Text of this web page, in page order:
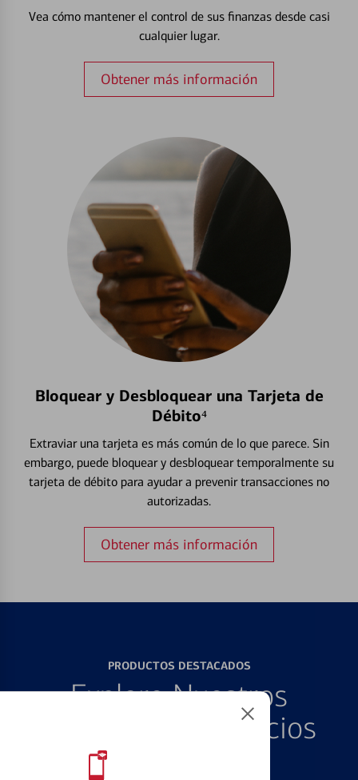
Vea cómo mantener el control de sus finanzas desde casi
cualquier lugar.
Obtener más información
Bloquear y Desbloquear una Tarjeta de
Débito⁴
Extraviar una tarjeta es más común de lo que parece. Sin
embargo, puede bloquear y desbloquear temporalmente su
tarjeta de débito para ayudar a prevenir transacciones no
autorizadas.
Obtener más información
PRODUCTOS DESTACADOS
Explore Nuestros
Productos y Servicios
Destacados